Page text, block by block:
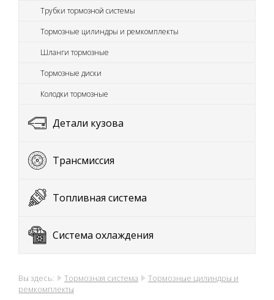
Трубки тормозной системы
Тормозные цилиндры и ремкомплекты
Шланги тормозные
Тормозные диски
Колодки тормозные
Детали кузова
Трансмиссия
Топливная система
Система охлаждения
Вы здесь: Тормозная система
Тормозные цилиндры и
ремкомплекты